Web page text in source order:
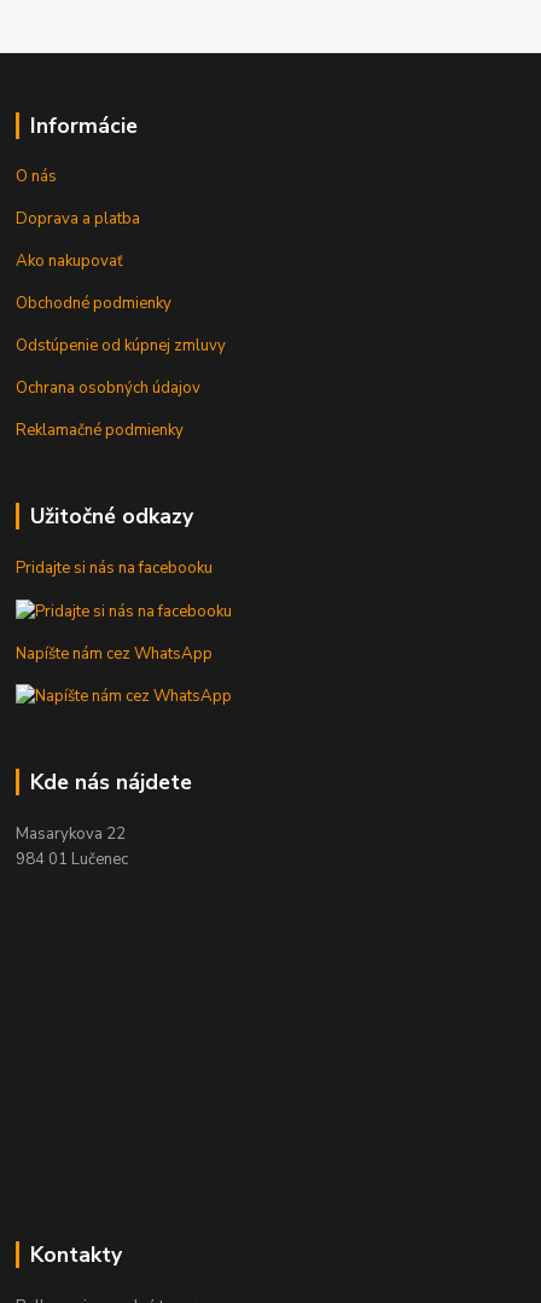
Informácie
O nás
Doprava a platba
Ako nakupovať
Obchodné podmienky
Odstúpenie od kúpnej zmluvy
Ochrana osobných údajov
Reklamačné podmienky
Užitočné odkazy
Pridajte si nás na facebooku
Napíšte nám cez WhatsApp
Kde nás nájdete
Masarykova 22
984 01 Lučenec
Kontakty